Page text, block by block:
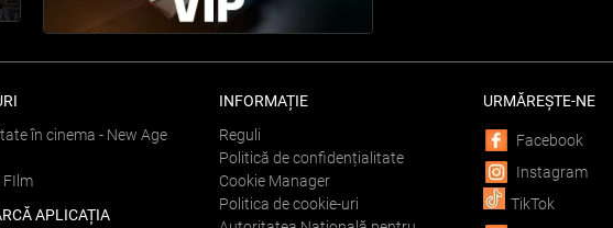
în cinema - New Age
FIlm
APLICAȚIA
INFORMAȚIE
Reguli
Politică de confidențialitate
Cookie Manager
Politica de cookie-uri
URMĂREȘTE-NE
Facebook
Instagram
TikTok